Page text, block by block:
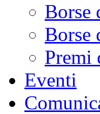
Borse
Borse
Premi
Eventi